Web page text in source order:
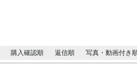
購入確認順 返信順 写真・動画付き